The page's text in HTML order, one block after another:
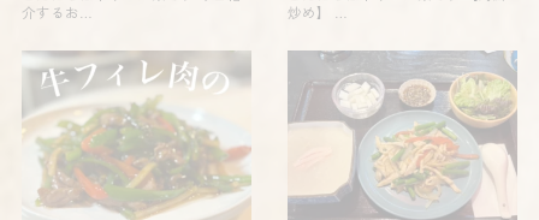
介するお…
炒め】 …